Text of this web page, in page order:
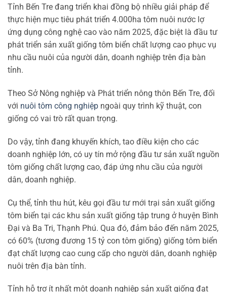
Tỉnh Bến Tre đang triển khai đồng bộ nhiều giải pháp để
thực hiện mục tiêu phát triển 4.000ha tôm nuôi nước lợ
ứng dụng công nghệ cao vào năm 2025, đặc biệt là đầu tư
phát triển sản xuất giống tôm biển chất lượng cao phục vụ
nhu cầu nuôi của người dân, doanh nghiệp trên địa bàn
tỉnh.
Theo Sở Nông nghiệp và Phát triển nông thôn Bến Tre, đối
với nuôi tôm công nghiệp ngoài quy trình kỹ thuật, con
giống có vai trò rất quan trọng.
Do vậy, tỉnh đang khuyến khích, tao điều kiện cho các
doanh nghiệp lớn, có uy tín mở rộng đầu tư sản xuất nguồn
tôm giống chất lượng cao, đáp ứng nhu cầu của người
dân, doanh nghiệp.
Cụ thể, tỉnh thu hút, kêu gọi đầu tư mới trại sản xuất giống
tôm biển tại các khu sản xuất giống tập trung ở huyện Bình
Đại và Ba Tri, Thạnh Phú. Qua đó, đảm bảo đến năm 2025,
có 60% (tương đương 15 tỷ con tôm giống) giống tôm biển
đạt chất lượng cao cung cấp cho người dân, doanh nghiệp
nuôi trên địa bàn tỉnh.
Tỉnh hỗ trợ ít nhất một doanh nghiệp sản xuất giống đạt